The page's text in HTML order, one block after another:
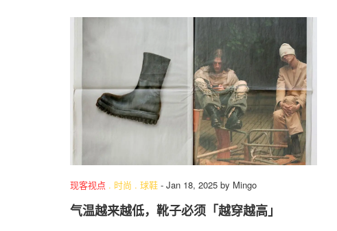
现客视点 . 时尚 . 球鞋 - Jan 18, 2025 by Mingo
气温越来越低，靴子必须「越穿越高」